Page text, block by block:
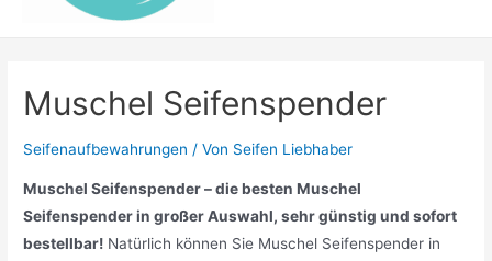
Muschel Seifenspender
Seifenaufbewahrungen / Von Seifen Liebhaber
Muschel Seifenspender – die besten Muschel
Seifenspender in großer Auswahl, sehr günstig und sofort
bestellbar! Natürlich können Sie Muschel Seifenspender in